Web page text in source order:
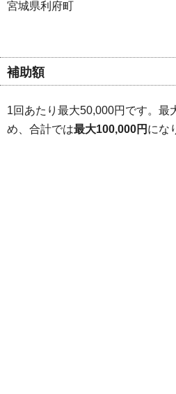
宮城県利府町
補助額
1回あたり最大50,000円です。最
め、合計では最大100,000円 にな